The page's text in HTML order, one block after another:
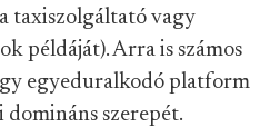
taxiszolgáltató vagy
példáját). Arra is számos
egyeduralkodó platform
szerepét.